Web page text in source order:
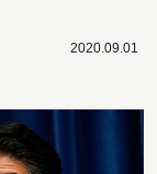
2020.09.01